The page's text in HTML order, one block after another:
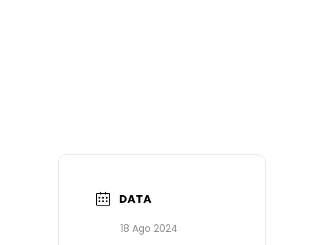
DATA
18 Ago 2024